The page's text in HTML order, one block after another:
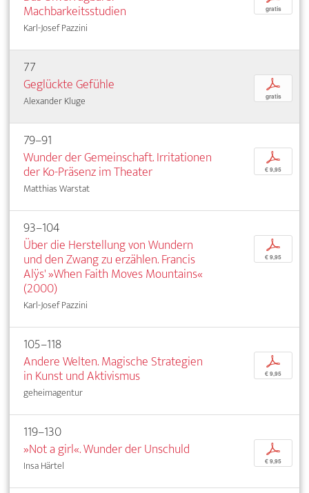
Machbarkeitsstudien
Karl-Josef Pazzini
gratis
77
Geglückte Gefühle
Alexander Kluge
p
gratis
79–91
Wunder der Gemeinschaft. Irritationen
der Ko-Präsenz im Theater
Matthias Warstat
p
€ 9,95
93–104
Über die Herstellung von Wundern
und den Zwang zu erzählen. Francis
Alÿs' »When Faith Moves Mountains«
(2000)
Karl-Josef Pazzini
p
€ 9,95
105–118
Andere Welten. Magische Strategien
in Kunst und Aktivismus
geheimagentur
p
€ 9,95
119–130
»Not a girl«. Wunder der Unschuld
Insa Härtel
p
€ 9,95